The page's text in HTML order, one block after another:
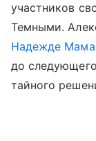
участников
Темными.
Надежде
до
тайного